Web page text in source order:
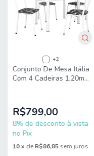
L = 41 cm
P = 59 cm
PESO MESA: 20,40 Kg
PESO CADEIRA: 13,40
PESO SUPORTADO
MODELO: Conjunto
Veneza 4 Cadeiras
MARCA: Viero
+2
Conjunto De Mesa Itália
Com 4 Cadeiras 1,20m
R$799,00
8% de desconto à vista
no Pix
10x deR$86,85sem juros